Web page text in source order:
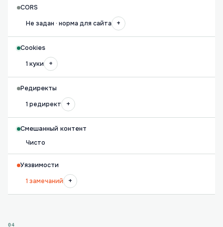
CORS
Не задан · норма для сайта
+
Cookies
1 куки
+
Редиректы
1 редирект
+
Смешанный контент
Чисто
Уязвимости
1 замечаний
+
04